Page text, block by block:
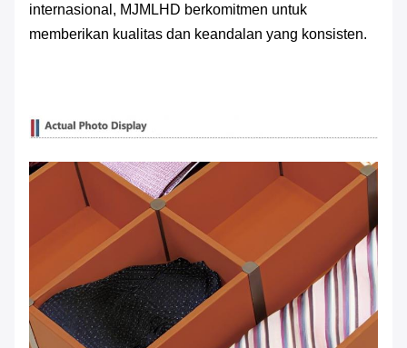
internasional, MJMLHD berkomitmen untuk
memberikan kualitas dan keandalan yang konsisten.